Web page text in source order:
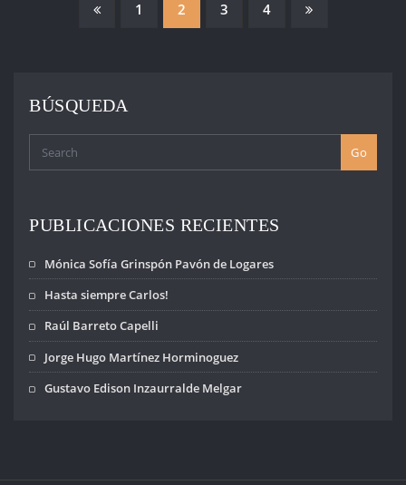
PAGINACIÓN
ENTRADAS
1 2 3 4
BÚSQUEDA
Go
PUBLICACIONES RECIENTES
Mónica Sofía Grinspón Pavón de Logares
Hasta siempre Carlos!
Raúl Barreto Capelli
Jorge Hugo Martínez Horminoguez
Gustavo Edison Inzaurralde Melgar